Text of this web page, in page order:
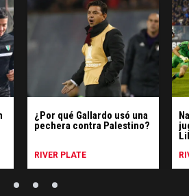
¿Por qué Gallardo usó una
pechera contra Palestino?
RIVER PLATE